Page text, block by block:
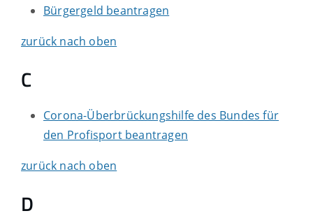
Bürgergeld beantragen
zurück nach oben
C
Corona-Überbrückungshilfe des Bundes für
den Profisport beantragen
zurück nach oben
D